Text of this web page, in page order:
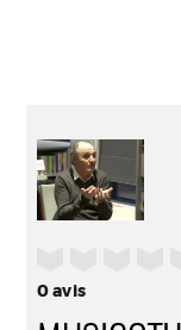
0avis